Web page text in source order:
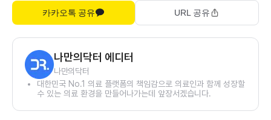
카카오톡 공유 URL 공유
나만의닥터 에디터
나만의닥터
대한민국 No.1 의료 플랫폼의 책임감으로 의료인과 함께 성장할
수 있는 의료 환경을 만들어나가는데 앞장서겠습니다.